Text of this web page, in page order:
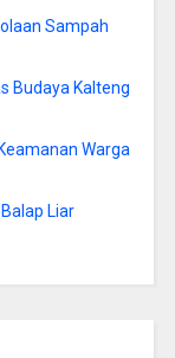
Sampah
Budaya Kalteng
Warga
Liar